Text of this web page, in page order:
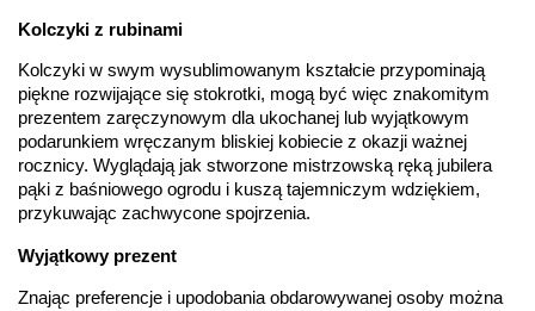
Barwa:
POZOSTAŁE KAMIENIE
Rodzaje
kamieni:
Rubin
Liczba kamieni :
Rubin - 2 szt.
Szlif kamieni:
Fasetowy okrągły
Masa kamieni
INNE PARAMETRY
Kolczyki z rubinami
Kolczyki w swym wysublimowanym kształcie przypominają
piękne rozwijające się stokrotki, mogą być więc znakomitym
prezentem zaręczynowym dla ukochanej lub wyjątkowym
podarunkiem wręczanym bliskiej kobiecie z okazji ważnej
rocznicy. Wyglądają jak stworzone mistrzowską ręką jubilera
pąki z baśniowego ogrodu i kuszą tajemniczym wdziękiem,
przykuwając zachwycone spojrzenia.
Wyjątkowy prezent
Znając preferencje i upodobania obdarowywanej osoby można